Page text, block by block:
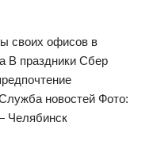
своих офисов в
В праздники Сбер
новостей Фото:
Челябинск